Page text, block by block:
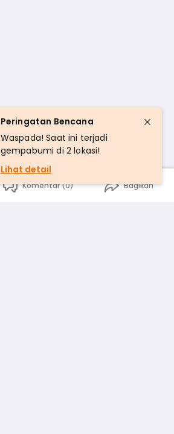
Komentar (0) Bagikan
Peringatan Bencana
Waspada! Saat ini terjadi
gempabumi di 2 lokasi!
Lihat detail